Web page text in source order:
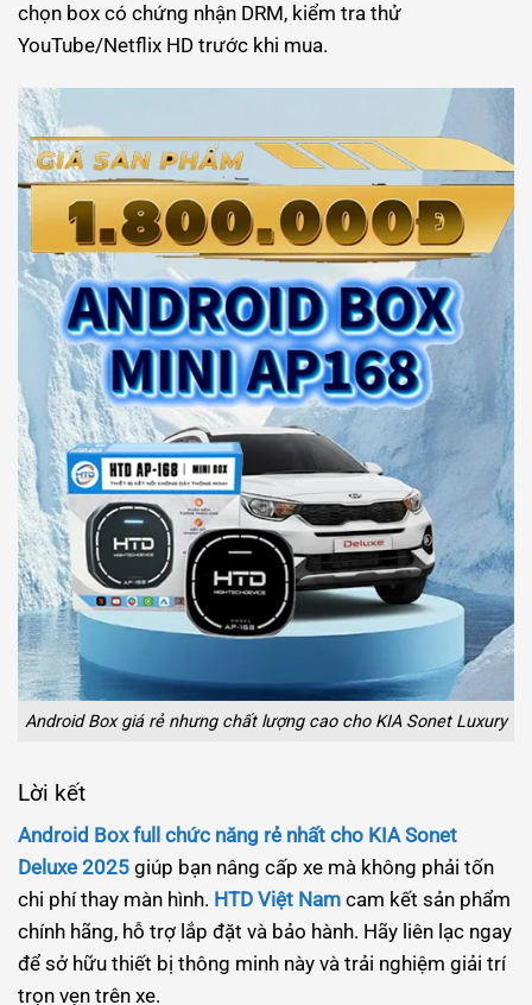
chọn box có chứng nhận DRM, kiểm tra thử
YouTube/Netflix HD trước khi mua.
Android Box giá rẻ nhưng chất lượng cao cho KIA Sonet Luxury
Lời kết
Android Box full chức năng rẻ nhất cho KIA Sonet
Deluxe 2025 giúp bạn nâng cấp xe mà không phải tốn
chi phí thay màn hình. HTD Việt Nam cam kết sản phẩm
chính hãng, hỗ trợ lắp đặt và bảo hành. Hãy liên lạc ngay
để sở hữu thiết bị thông minh này và trải nghiệm giải trí
trọn vẹn trên xe.